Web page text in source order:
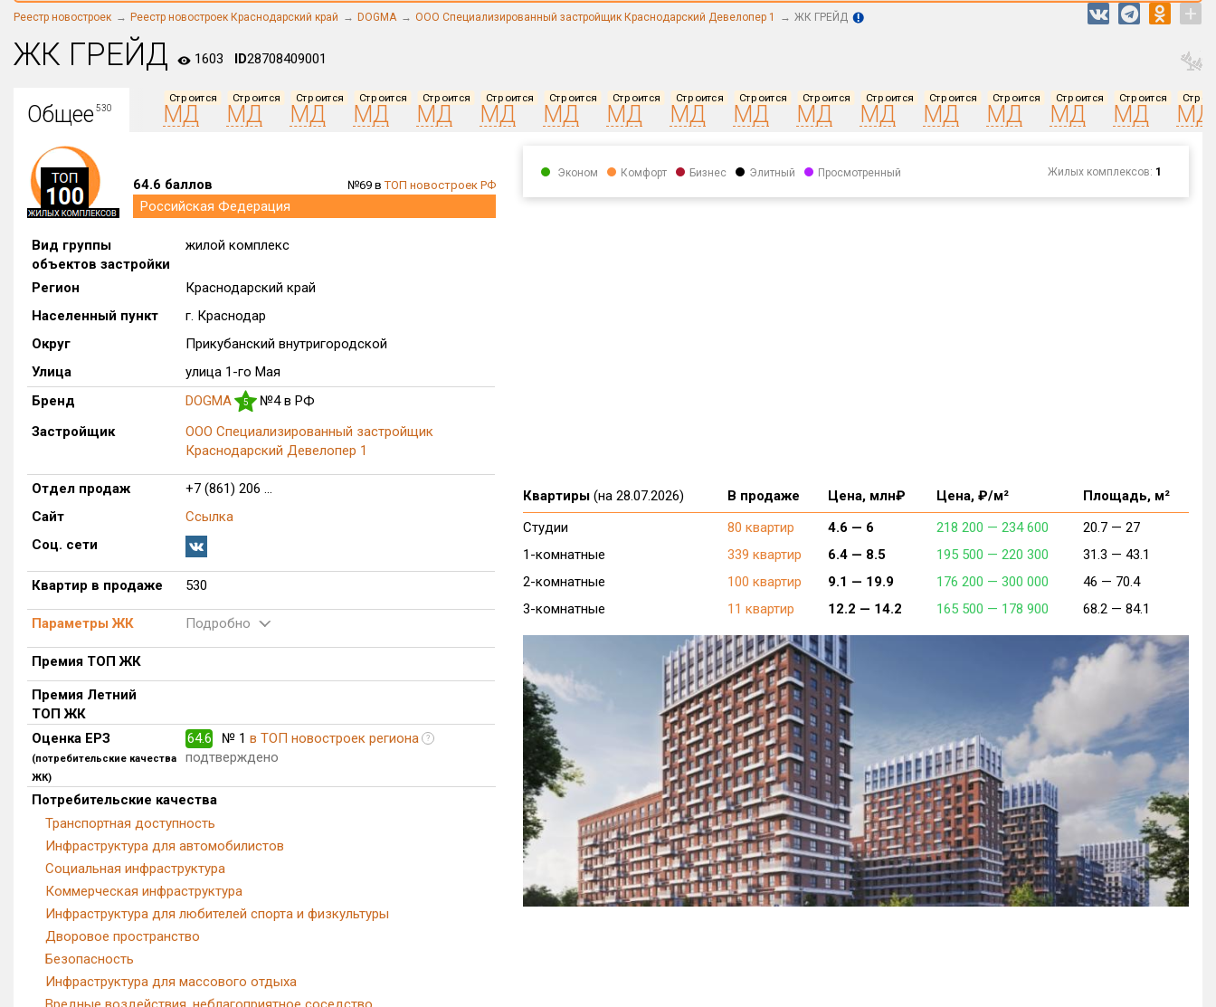
Реестр новостроек Реестр новостроек Краснодарский край DOGMA ООО Специализированный застройщик Краснодарский Девелопер 1 ЖК ГРЕЙД +
ЖК ГРЕЙД 1603 ID28708409001
Общее530
Строится
МД
Строится
МД
Строится
МД
Строится
МД
Строится
МД
Строится
МД
Строится
МД
Строится
МД
Строится
МД
Строится
МД
Строится
МД
Строится
МД
Строится
МД
Строится
МД
Строится
МД
Строится
МД МД
64.6 баллов №69 вТОП новостроек РФ
Российская Федерация
Вид группы
объектов застройки
жилой комплекс
Регион
Краснодарский край
Населенный пункт
г. Краснодар
Округ
Прикубанский внутригородской
Улица
улица 1-го Мая
Бренд
DOGMA 5
№4 в РФ
Застройщик
ООО Специализированный застройщик
Краснодарский Девелопер 1
Отдел продаж
+7 (861) 206 ...
Сайт
Ссылка
Соц. сети
Квартир в продаже 530
Параметры ЖК Подробно
Премия ТОП ЖК
Премия Летний
ТОП ЖК
Оценка ЕРЗ
(потребительские качества
ЖК)
64.6 № 1 в ТОП новостроек региона ?
подтверждено
Потребительские качества
Транспортная доступность
Инфраструктура для автомобилистов
Социальная инфраструктура
Коммерческая инфраструктура
Инфраструктура для любителей спорта и физкультуры
Дворовое пространство
Безопасность
Инфраструктура для массового отдыха
Эконом Комфорт Бизнес Элитный Просмотренный Жилых комплексов: 1
Квартиры (на 28.07.2026) В продаже Цена, млн₽ Цена, ₽/м²
Площадь, м²
Студии
80 квартир 4.6 — 6 218 200 — 234 600 20.7 — 27
1-комнатные
339 квартир 6.4 — 8.5 195 500 — 220 300 31.3 — 43.1
2-комнатные
100 квартир 9.1 — 19.9 176 200 — 300 000 46 — 70.4
3-комнатные
11 квартир 12.2 — 14.2 165 500 — 178 900 68.2 — 84.1